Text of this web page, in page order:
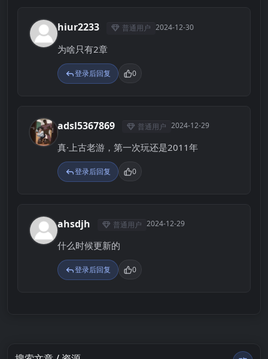
H hiur2233 普通用户 2024-12-30
为啥只有2章
登录后回复 0
A adsl5367869 普通用户 2024-12-29
真·上古老游，第一次玩还是2011年
登录后回复 0
A ahsdjh 普通用户 2024-12-29
什么时候更新的
登录后回复 0